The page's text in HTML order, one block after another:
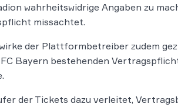
wahrheitswidrige Angaben zu
missachtet.
der Plattformbetreiber zudem
Bayern bestehenden
der Tickets dazu verleitet,